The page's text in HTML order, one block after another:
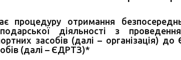
процедуру отримання
діяльності з
засобів (далі – організація)
(далі – ЄДРТЗ)*